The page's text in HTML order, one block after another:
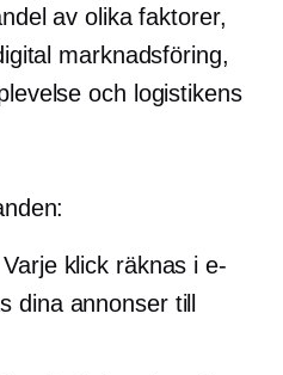
av olika faktorer,
marknadsföring,
och logistikens
klick räknas i e-
dina annonser till